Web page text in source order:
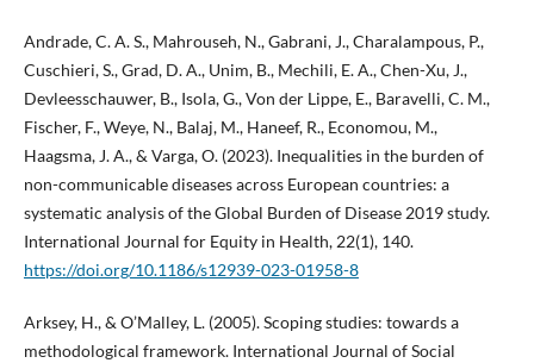
Andrade, C. A. S., Mahrouseh, N., Gabrani, J., Charalampous, P.,
Cuschieri, S., Grad, D. A., Unim, B., Mechili, E. A., Chen-Xu, J.,
Devleesschauwer, B., Isola, G., Von der Lippe, E., Baravelli, C. M.,
Fischer, F., Weye, N., Balaj, M., Haneef, R., Economou, M.,
Haagsma, J. A., & Varga, O. (2023). Inequalities in the burden of
non-communicable diseases across European countries: a
systematic analysis of the Global Burden of Disease 2019 study.
International Journal for Equity in Health, 22(1), 140.
https://doi.org/10.1186/s12939-023-01958-8
Arksey, H., & O’Malley, L. (2005). Scoping studies: towards a
methodological framework. International Journal of Social